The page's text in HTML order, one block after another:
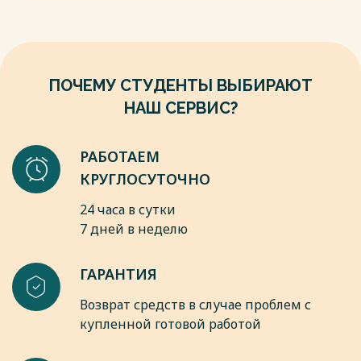
сильному эмоциональному воздействию на читателя.
ПОЧЕМУ СТУДЕНТЫ ВЫБИРАЮТ
НАШ СЕРВИС?
РАБОТАЕМ
КРУГЛОСУТОЧНО
24 часа в сутки
7 дней в неделю
ГАРАНТИЯ
Возврат средств в случае проблем с
купленной готовой работой